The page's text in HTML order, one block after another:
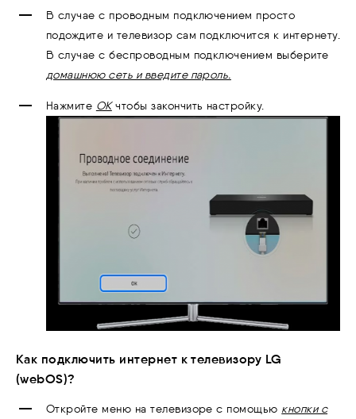
В случае с проводным подключением просто
подождите и телевизор сам подключится к интернету.
В случае с беспроводным подключением выберите
домашнюю сеть и введите пароль.
Нажмите ОКчтобы закончить настройку.
Как подключить интернет к телевизору LG
(webOS)?
Откройте меню на телевизоре с помощью кнопки с